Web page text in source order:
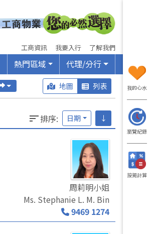
工商資訊 我要入行 了解我們
熱門區域 代理/分行
地圖 列表
排序: 日期 ↓
周莉明小姐
Ms. Stephanie L. M. Bin
9469 1274
我的心水
瀏覽紀錄
按揭計算